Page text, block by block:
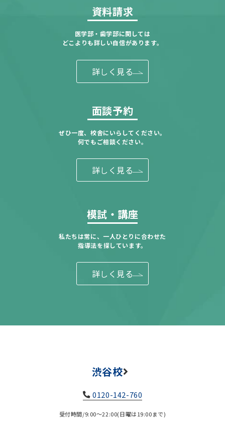
資料請求
医学部・歯学部に関しては
どこよりも詳しい自信があります。
詳しく見る
面談予約
ぜひ一度、校舎にいらしてください。
何でもご相談ください。
詳しく見る
模試・講座
私たちは常に、一人ひとりに合わせた
指導法を探しています。
詳しく見る
渋谷校
0120-142-760
受付時間/9:00～22:00(日曜は19:00まで)